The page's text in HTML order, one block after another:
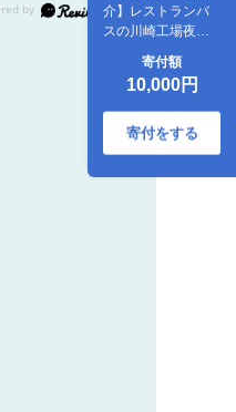
介】レストランバ
スの川崎工場夜景
コース『イタリア
ンとお酒と川崎工
場夜景を楽しむ
夜』のご予約に使
えるWEBクーポン
【３，０００円
寄付額
10,000円
寄付をする